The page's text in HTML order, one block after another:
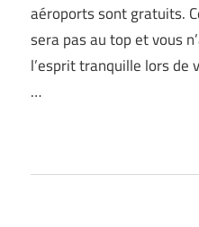
aéroports sont gratuits.
sera pas au top et vous
l’esprit tranquille lors de
…